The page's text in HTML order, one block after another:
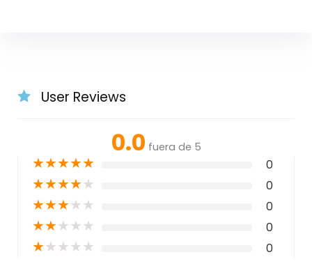
User Reviews
0.0 fuera de 5
★★★★★ 0
★★★★★ 0
★★★★★ 0
★★★★★ 0
★★★★★ 0